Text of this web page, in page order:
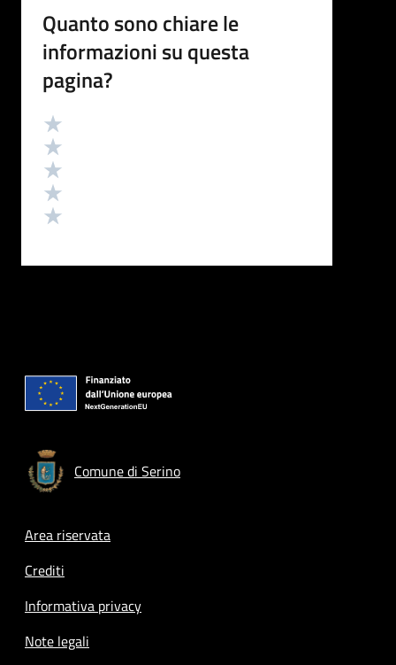
Quanto sono chiare le
informazioni su questa
pagina?
Valutazione
Comune di Serino
Footer menu
Area riservata
Crediti
Informativa privacy
Note legali